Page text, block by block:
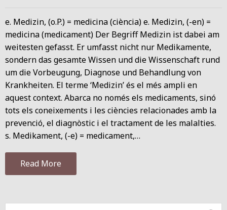
e. Medizin, (o.P.) = medicina (ciència) e. Medizin, (-en) =
medicina (medicament) Der Begriff Medizin ist dabei am
weitesten gefasst. Er umfasst nicht nur Medikamente,
sondern das gesamte Wissen und die Wissenschaft rund
um die Vorbeugung, Diagnose und Behandlung von
Krankheiten. El terme ‘Medizin’ és el més ampli en
aquest context. Abarca no només els medicaments, sinó
tots els coneixements i les ciències relacionades amb la
prevenció, el diagnòstic i el tractament de les malalties.
s. Medikament, (-e) = medicament,…
Read More